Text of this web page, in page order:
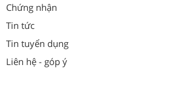
Chứng nhận
Tin tức
Tin tuyển dụng
Liên hệ - góp ý